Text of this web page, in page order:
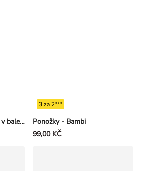
Tenisové ponožky - 3 ks v balení Ponožky - Bambi
3 za 2***
99,00 KČ